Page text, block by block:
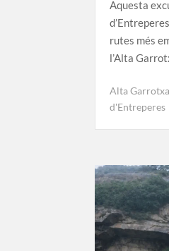
Aquesta
rutes més
l’Alta
Alta Garrotxa
d'Entreperes